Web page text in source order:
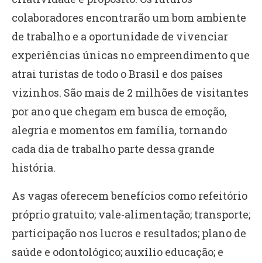
colaboradores encontrarão um bom ambiente
de trabalho e a oportunidade de vivenciar
experiências únicas no empreendimento que
atrai turistas de todo o Brasil e dos países
vizinhos. São mais de 2 milhões de visitantes
por ano que chegam em busca de emoção,
alegria e momentos em família, tornando
cada dia de trabalho parte dessa grande
história.
As vagas oferecem benefícios como refeitório
próprio gratuito; vale-alimentação; transporte;
participação nos lucros e resultados; plano de
saúde e odontológico; auxílio educação; e